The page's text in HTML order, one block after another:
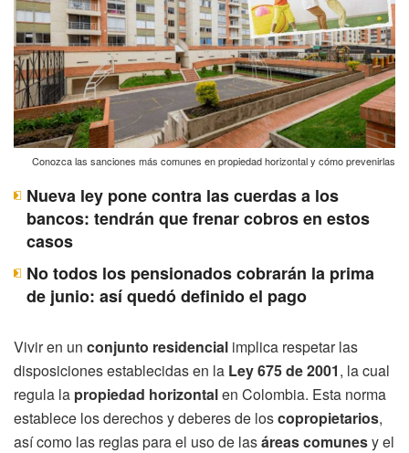
Conozca las sanciones más comunes en propiedad horizontal y cómo prevenirlas
Nueva ley pone contra las cuerdas a los
bancos: tendrán que frenar cobros en estos
casos
No todos los pensionados cobrarán la prima
de junio: así quedó definido el pago
Vivir en un conjunto residencial implica respetar las
disposiciones establecidas en la Ley 675 de 2001, la cual
regula la propiedad horizontalen Colombia. Esta norma
establece los derechos y deberes de loscopropietarios,
así como las reglas para el uso de lasáreas comunesy el